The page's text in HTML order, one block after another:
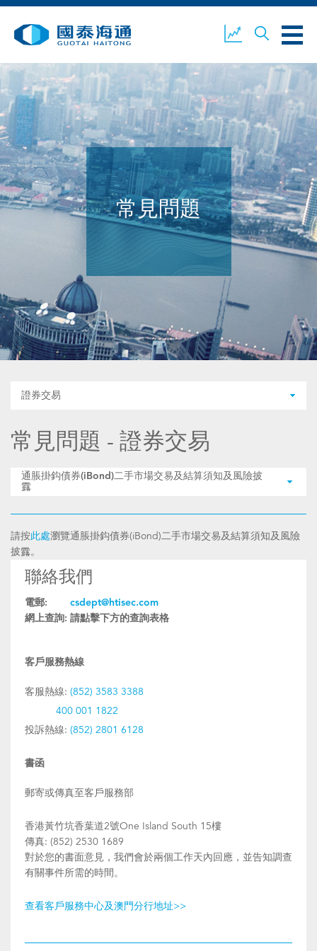
業務概覽 公司新聞
環境、社會及企業管治 國泰海通證券 聯絡我們
常見問題
證券交易
常見問題 - 證券交易
通脹掛鈎債券(iBond)二手市場交易及結算須知及風險披
露
請按此處瀏覽通脹掛鈎債券(iBond)二手市場交易及結算須知及風險
披露。
聯絡我們
電郵:
csdept@htisec.com
網上查詢: 請點擊下方的查詢表格
客戶服務熱線
客服熱線: (852) 3583 3388
400 001 1822
投訴熱線: (852) 2801 6128
書函
郵寄或傳真至客戶服務部
香港黃竹坑香葉道2號One Island South 15樓
傳真: (852) 2530 1689
對於您的書面意見，我們會於兩個工作天內回應，並告知調查
有關事件所需的時間。
查看客戶服務中心及澳門分行地址>>